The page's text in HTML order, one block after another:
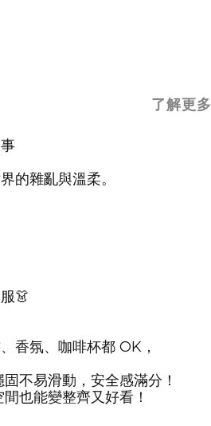
了解更多
的雜亂與溫柔。
👗
香氛、咖啡杯都 OK ，
不易滑動，安全感滿分！
也能變整齊又好看 ！